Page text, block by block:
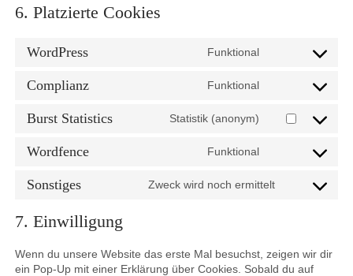
6. Platzierte Cookies
WordPress Funktional
Complianz Funktional
service
Burst Statistics Statistik (anonym)
Consent
statistics
Wordfence Funktional
service
Sonstiges Zweck wird noch ermittelt
Consent
7. Einwilligung
Wenn du unsere Website das erste Mal besuchst, zeigen wir dir
ein Pop-Up mit einer Erklärung über Cookies. Sobald du auf